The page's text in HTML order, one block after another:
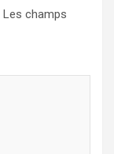
Les champs